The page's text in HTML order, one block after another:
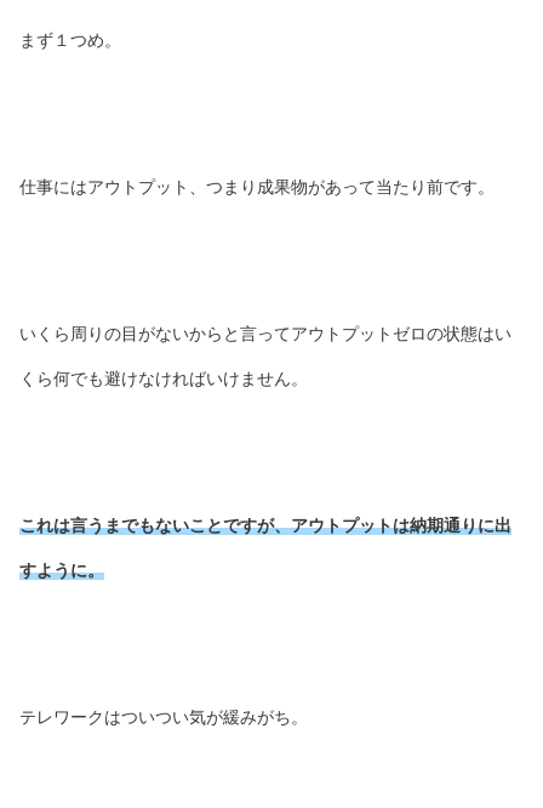
まず１つめ。
仕事にはアウトプット、つまり成果物があって当たり前です。
いくら周りの目がないからと言ってアウトプットゼロの状態はい
くら何でも避けなければいけません。
これは言うまでもないことですが、アウトプットは納期通りに出
すように。
テレワークはついつい気が緩みがち。